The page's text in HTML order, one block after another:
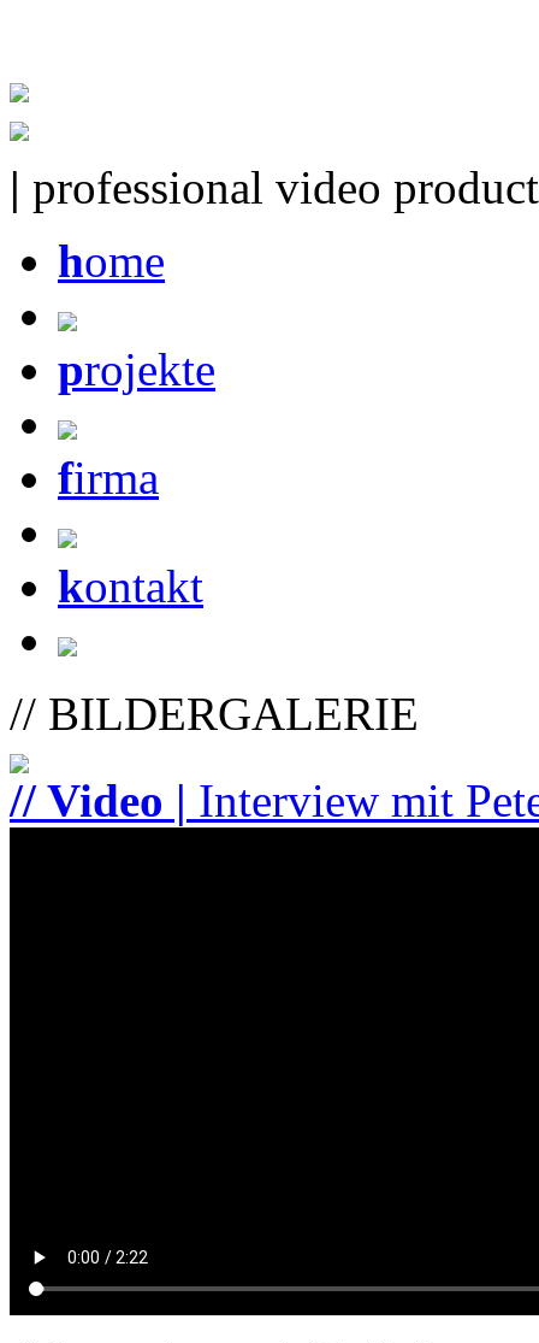
| professional video
home
projekte
firma
kontakt
// BILDERGALERIE
// Video | Interview mit